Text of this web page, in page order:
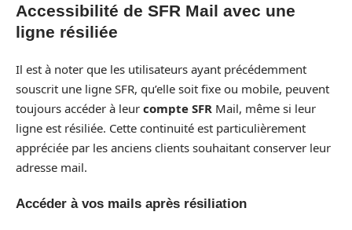
Accessibilité de SFR Mail avec une
ligne résiliée
Il est à noter que les utilisateurs ayant précédemment
souscrit une ligne SFR, qu’elle soit fixe ou mobile, peuvent
toujours accéder à leur compte SFR Mail, même si leur
ligne est résiliée. Cette continuité est particulièrement
appréciée par les anciens clients souhaitant conserver leur
adresse mail.
Accéder à vos mails après résiliation